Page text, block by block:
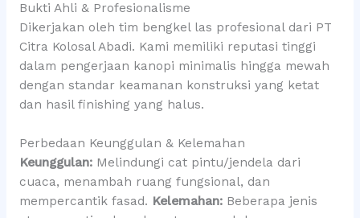
Bukti Ahli & Profesionalisme
Dikerjakan oleh tim bengkel las profesional dari PT
Citra Kolosal Abadi. Kami memiliki reputasi tinggi
dalam pengerjaan kanopi minimalis hingga mewah
dengan standar keamanan konstruksi yang ketat
dan hasil finishing yang halus.
Perbedaan Keunggulan & Kelemahan
Keunggulan:Melindungi cat pintu/jendela dari
cuaca, menambah ruang fungsional, dan
mempercantik fasad. Kelemahan:Beberapa jenis